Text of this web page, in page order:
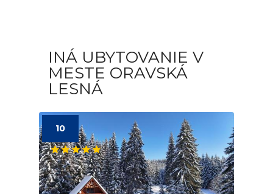
INÁ UBYTOVANIE V
MESTE ORAVSKÁ
LESNÁ
10